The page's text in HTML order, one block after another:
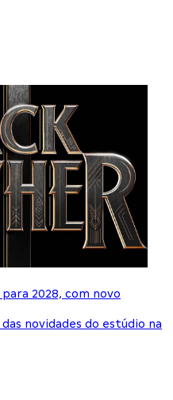
2028, com novo
novidades do estúdio na